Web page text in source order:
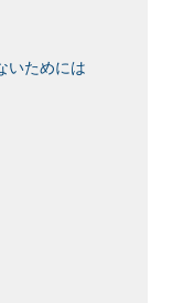
いためには